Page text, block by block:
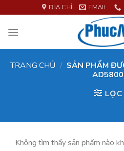
to
content
ĐỊA CHỈ EMAIL
TRANG CHỦ / SẢN PHẨM
LỌC
Không tìm thấy sản phẩm nào